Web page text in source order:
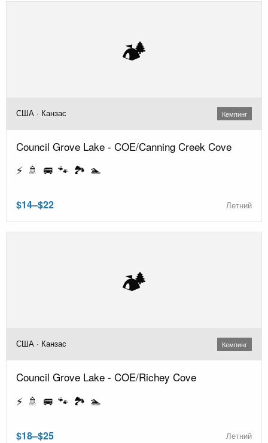
🏕️
США · Канзас Кемпинг
Council Grove Lake - COE/Canning Creek Cove
⚡ 🚿 🚐 🐾 🏞️ 🏊
$14–$22 Летний
🏕️
США · Канзас Кемпинг
Council Grove Lake - COE/Richey Cove
⚡ 🚿 🚐 🐾 🏞️ 🏊
$18–$25 Летний